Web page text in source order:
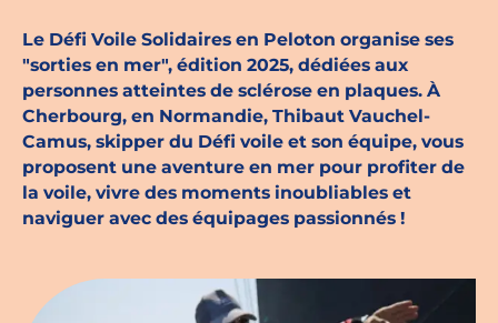
Actualités
Espace presse
Espace chercheurs
Mon compte
Le Défi Voile Solidaires en Peloton organise ses
"sorties en mer", édition 2025, dédiées aux
personnes atteintes de sclérose en plaques. À
Cherbourg, en Normandie, Thibaut Vauchel-
Camus, skipper du Défi voile et son équipe, vous
proposent une aventure en mer pour profiter de
la voile, vivre des moments inoubliables et
naviguer avec des équipages passionnés !